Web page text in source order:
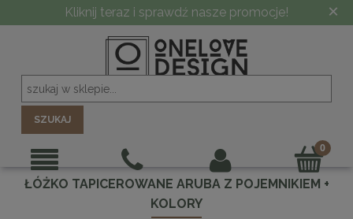
-10% PRZY ZAMÓWIENIU POWYŻEJ 5000 ZŁ ×
SZUKAJ
ŁÓŻKO TAPICEROWANE ARUBA Z POJEMNIKIEM +
KOLORY